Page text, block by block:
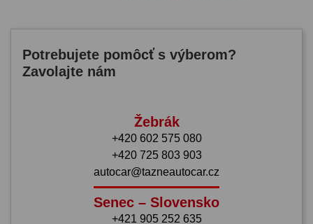
Potrebujete pomôcť s výberom?
Zavolajte nám
Žebrák
+420 602 575 080
+420 725 803 903
autocar@tazneautocar.cz
Senec – Slovensko
+421 905 252 635